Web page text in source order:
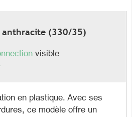
anthracite (330/35)
visible
en plastique. Avec ses
ce modèle offre un